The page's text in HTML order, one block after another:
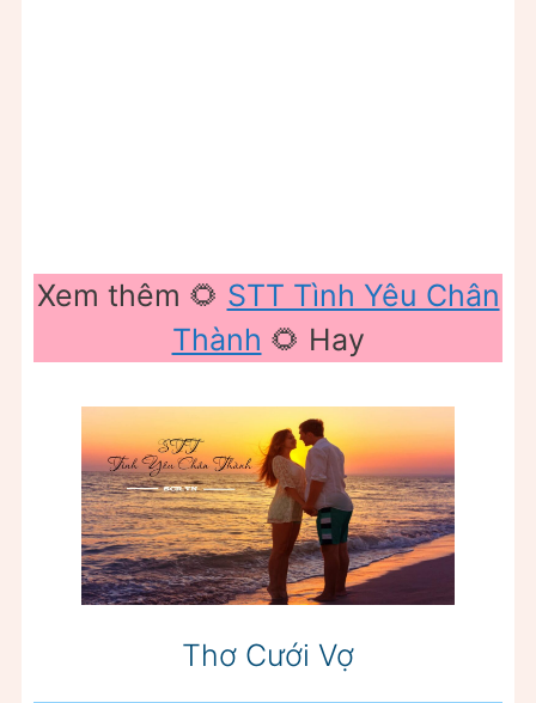
Xem thêm 🌻 STT Tình Yêu Chân
Thành 🌻 Hay
Thơ Cưới Vợ